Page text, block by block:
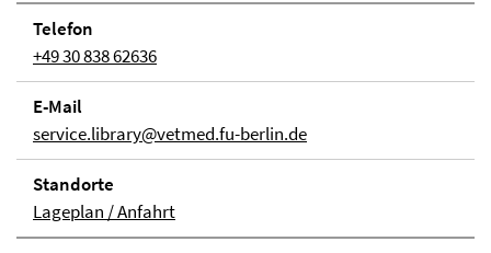
Telefon
+49 30 838 62636
E-Mail
service.library@vetmed.fu-berlin.de
Stand­orte
Lageplan / Anfahrt